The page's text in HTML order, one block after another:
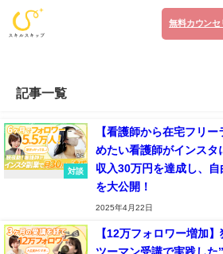
無料カウンセ
記事一覧
対談
【看護師から在宅フリ
めたい看護師がインスタ
収入30万円を達成し、
を大公開！
2025年4月22日
【12万フォロワー増加
ツーマン受講で実践した